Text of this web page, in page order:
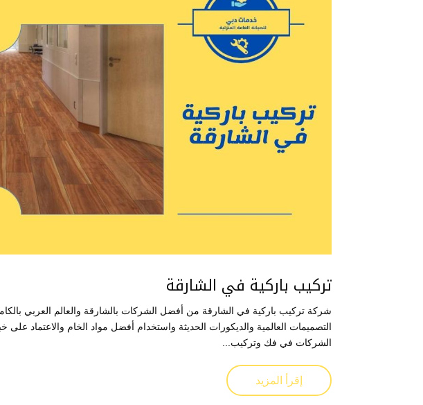
تركيب باركية في الشارقة
شركة تركيب باركية في الشارقة من أفضل الشركات بالشارقة والعالم العربي
التصميمات العالمية والديكورات الحديثة واستخدام أفضل مواد الخام والاعتماد
الشركات في فك وتركيب...
إقرأ المزيد